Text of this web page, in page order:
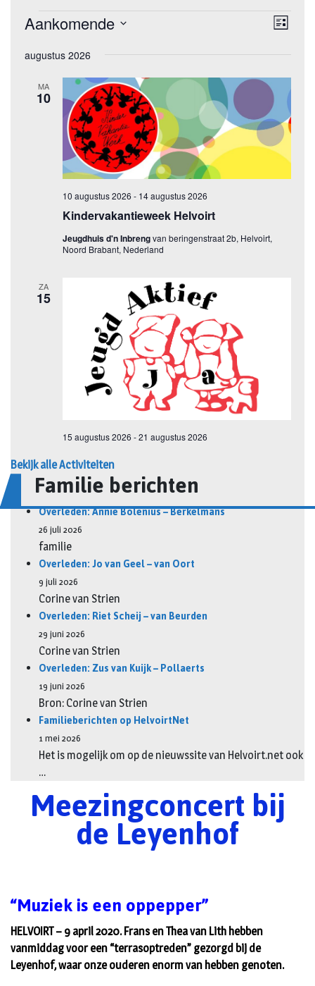
Bekijk alle Activiteiten
Familie berichten
Overleden: Annie Bolenius – Berkelmans
26 juli 2026
familie
Overleden: Jo van Geel – van Oort
9 juli 2026
Corine van Strien
Overleden: Riet Scheij – van Beurden
29 juni 2026
Corine van Strien
Overleden: Zus van Kuijk – Pollaerts
19 juni 2026
Bron: Corine van Strien
Familieberichten op HelvoirtNet
1 mei 2026
Het is mogelijk om op de nieuwssite van Helvoirt.net ook
…
Meezingconcert bij
de Leyenhof
“Muziek is een oppepper”
HELVOIRT – 9 april 2020. Frans en Thea van Lith hebben
vanmiddag voor een “terrasoptreden” gezorgd bij de
Leyenhof, waar onze ouderen enorm van hebben genoten.